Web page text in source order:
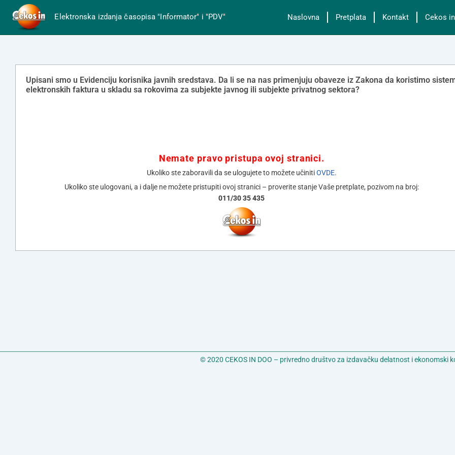
Elektronska izdanja časopisa "Informator" i "PDV" Naslovna Pretplata Kontakt Cekos in
Upisani smo u Evidenciju korisnika javnih sredstava. Da li se na nas primenjuju obaveze iz Zakona da koristimo
elektronskih faktura u skladu sa rokovima za subjekte javnog ili subjekte privatnog sektora?
Nemate pravo pristupa ovoj stranici.
Ukoliko ste zaboravili da se ulogujete to možete učinitiOVDE.
Ukoliko ste ulogovani, a i dalje ne možete pristupiti ovoj stranici – proverite stanje Vaše pretplate, pozivom na broj:
011/30 35 435
© 2020 CEKOS IN DOO – privredno društvo za izdavačku delatnost i ekonomski